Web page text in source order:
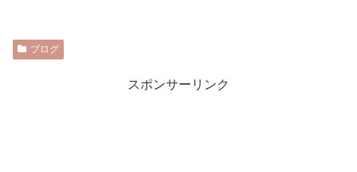
ブログ
スポンサーリンク